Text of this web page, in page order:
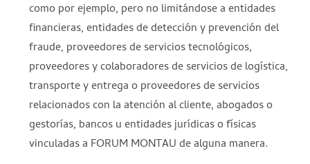
como por ejemplo, pero no limitándose a entidades
financieras, entidades de detección y prevención del
fraude, proveedores de servicios tecnológicos,
proveedores y colaboradores de servicios de logística,
transporte y entrega o proveedores de servicios
relacionados con la atención al cliente, abogados o
gestorías, bancos u entidades jurídicas o físicas
vinculadas a FORUM MONTAU de alguna manera.